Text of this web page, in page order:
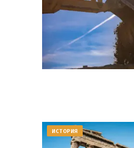
ИСТОРИЯ